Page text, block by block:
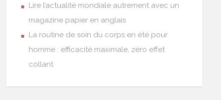
Lire l’actualité mondiale autrement avec un
magazine papier en anglais
La routine de soin du corps en été pour
homme : efficacité maximale, zéro effet
collant